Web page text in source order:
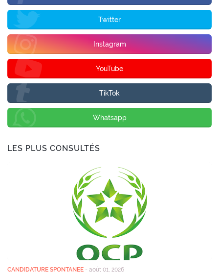
Twitter
Instagram
YouTube
TikTok
Whatsapp
LES PLUS CONSULTÉS
CANDIDATURE SPONTANEE - août 01, 2026